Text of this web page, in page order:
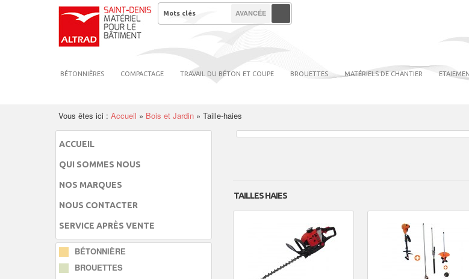
BÉTONNIÈRES COMPACTAGE TRAVAIL DU BÉTON ET COUPE BROUETTES MATÉRIELS DE CHANTIER
AVANCÉE
Vous êtes ici : Accueil » Bois et Jardin » Taille-haies
ACCUEIL
QUI SOMMES NOUS
NOS MARQUES
NOUS CONTACTER
SERVICE APRÈS VENTE
BÉTONNIÈRE
BROUETTES
TAILLES HAIES